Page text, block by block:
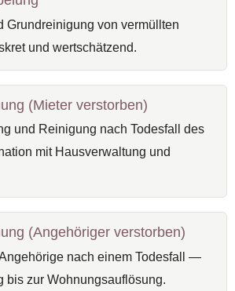
Grundreinigung von vermüllten
und wertschätzend.
(Mieter verstorben)
und Reinigung nach Todesfall des
mit Hausverwaltung und
(Angehöriger verstorben)
nach einem Todesfall —
bis zur Wohnungsauflösung.